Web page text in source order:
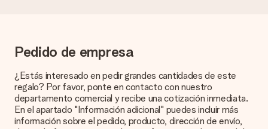
confirmación con las fechas estimadas de entrega. Una vez
que el pedido haya sido enviado, será la empresa de
transportes la encargada de entregar el regalo.
¿Cuál es el tiempo de entrega y cuándo recibo mi
obsequio?
El tiempo de entrega se puede encontrar en la página del
Pedido de empresa
¿Estás interesado en pedir grandes cantidades de este
regalo? Por favor, ponte en contacto con nuestro
departamento comercial y recibe una cotización inmediata.
En el apartado "Información adicional" puedes incluir más
información sobre el pedido, producto, dirección de envío,